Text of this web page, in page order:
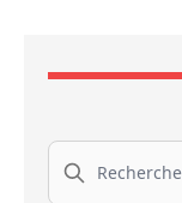
Recherche